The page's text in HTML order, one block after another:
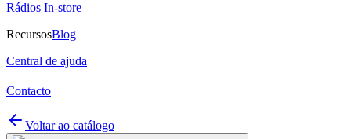
Rádios In-store
RecursosBlog
Central de ajuda
Contacto
Voltar ao catálogo